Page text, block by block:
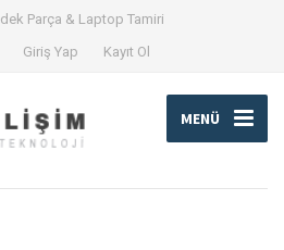
Parça & Laptop Tamiri
Giriş Yap Kayıt Ol
MENÜ